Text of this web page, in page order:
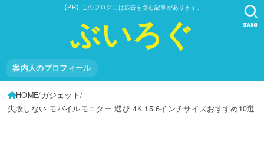
【PR】このブログには広告を含む記事があります。
ぶいろぐ
案内人のプロフィール
SEARCH
HOME ガジェット
失敗しない モバイルモニター 選び 4K 15.6インチサイズおすすめ10選